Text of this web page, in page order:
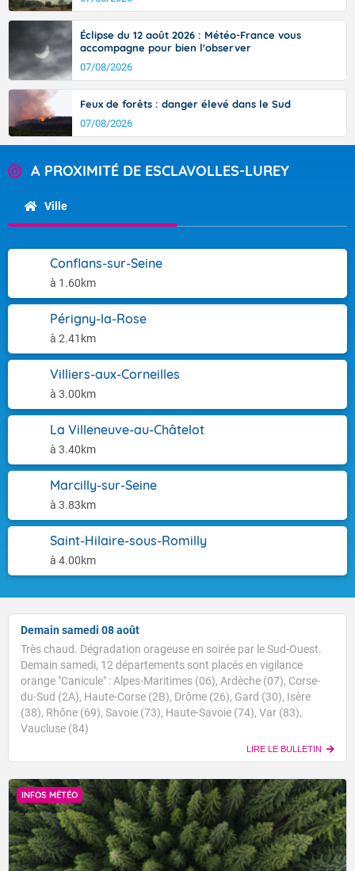
Éclipse du 12 août 2026 : Météo-France vous
accompagne pour bien l'observer
07/08/2026
Feux de forêts : danger élevé dans le Sud
07/08/2026
A PROXIMITÉ DE ESCLAVOLLES-LUREY
Ville
Conflans-sur-Seine
à 1.60km
Périgny-la-Rose
à 2.41km
Villiers-aux-Corneilles
à 3.00km
La Villeneuve-au-Châtelot
à 3.40km
Marcilly-sur-Seine
à 3.83km
Saint-Hilaire-sous-Romilly
à 4.00km
Demain samedi 08 août
Très chaud. Dégradation orageuse en soirée par le Sud-Ouest.
Demain samedi, 12 départements sont placés en vigilance
orange "Canicule" : Alpes-Maritimes (06), Ardèche (07), Corse-
du-Sud (2A), Haute-Corse (2B), Drôme (26), Gard (30), Isère
(38), Rhône (69), Savoie (73), Haute-Savoie (74), Var (83),
Vaucluse (84)
LIRE LE BULLETIN
INFOS MÉTÉO